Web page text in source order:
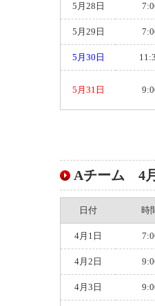
5月28日
5月29日
5月30日
5月31日
Aチーム 4
日付 時
4月1日
4月2日
4月3日